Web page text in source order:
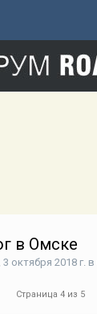
в Омске
3 октября 2018 г. в
Страница 4 из 5